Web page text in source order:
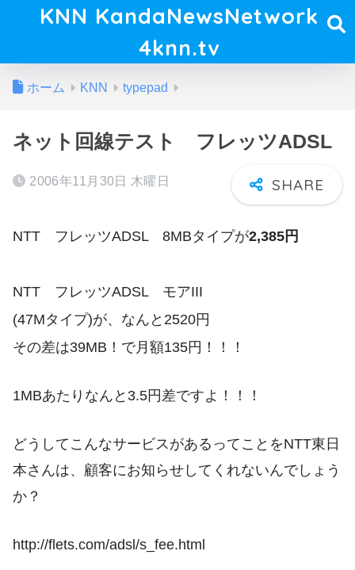
KNN KandaNewsNetwork
4knn.tv
ホーム KNN typepad
ネット回線テスト フレッツADSL
2006年11月30日 木曜日
NTT フレッツADSL 8MBタイプが2,385円
NTT フレッツADSL モアIII
(47Mタイプ)が、なんと2520円
その差は39MB！で月額135円！！！
1MBあたりなんと3.5円差ですよ！！！
どうしてこんなサービスがあるってことをNTT東日
本さんは、顧客にお知らせしてくれないんでしょう
か？
http://flets.com/adsl/s_fee.html